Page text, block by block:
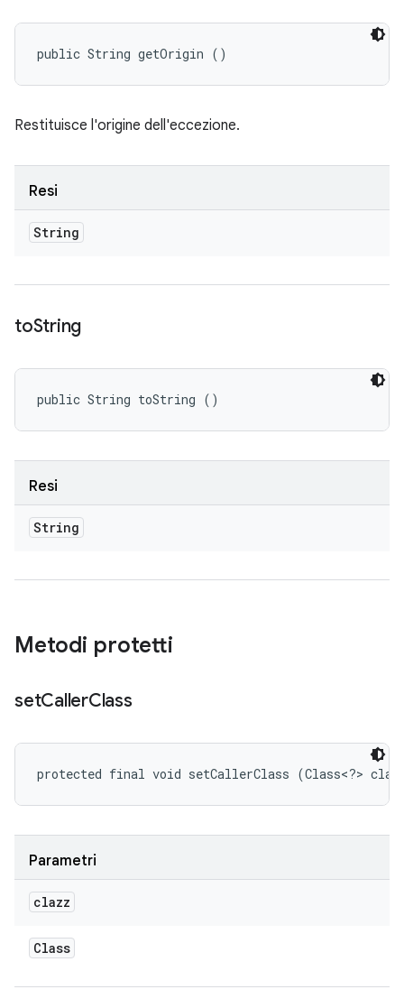
public String getOrigin ()
Restituisce l'origine dell'eccezione.
Resi
String
toString
public String toString ()
Resi
String
Metodi protetti
setCallerClass
protected final void setCallerClass (Class<?>
Parametri
clazz
Class